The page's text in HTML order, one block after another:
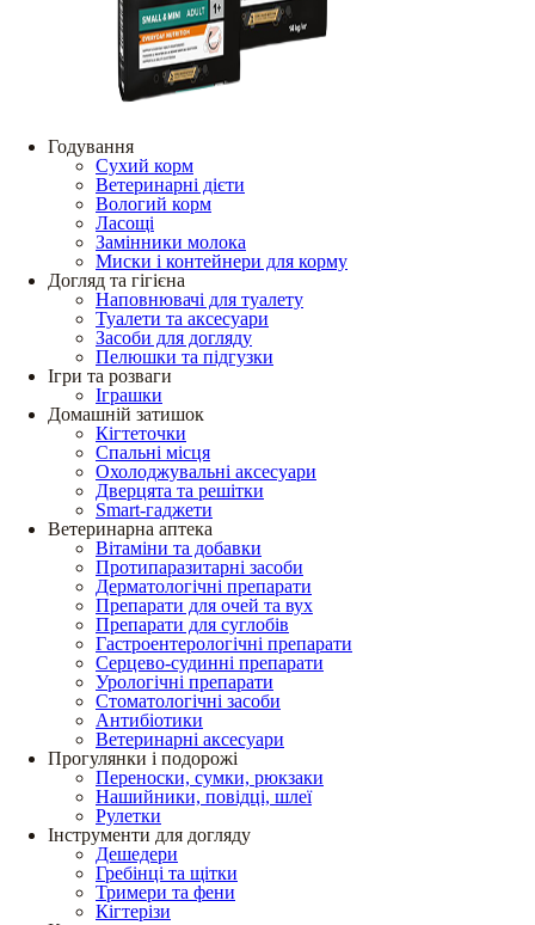
Годування
Сухий корм
Ветеринарні дієти
Вологий корм
Ласощі
Замінники молока
Миски і контейнери для корму
Догляд та гігієна
Наповнювачі для туалету
Туалети та аксесуари
Засоби для догляду
Пелюшки та підгузки
Ігри та розваги
Іграшки
Домашній затишок
Кігтеточки
Спальні місця
Охолоджувальні аксесуари
Дверцята та решітки
Smart-гаджети
Ветеринарна аптека
Вітаміни та добавки
Протипаразитарні засоби
Дерматологічні препарати
Препарати для очей та вух
Препарати для суглобів
Гастроентерологічні препарати
Серцево-судинні препарати
Урологічні препарати
Стоматологічні засоби
Антибіотики
Ветеринарні аксесуари
Прогулянки і подорожі
Переноски, сумки, рюкзаки
Нашийники, повідці, шлеї
Рулетки
Інструменти для догляду
Дешедери
Гребінці та щітки
Тримери та фени
Кігтерізи